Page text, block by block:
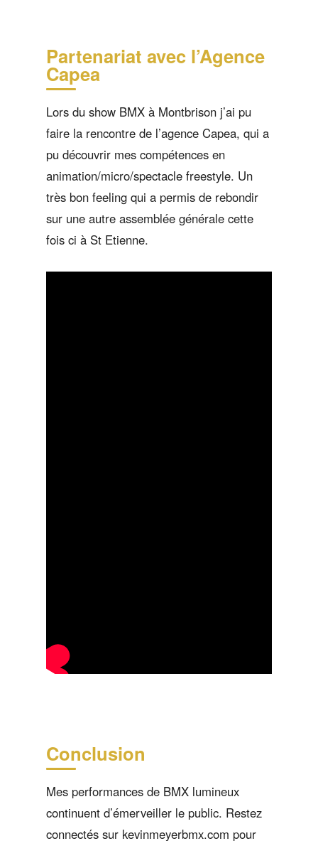
Partenariat avec l’Agence
Capea
Lors du show BMX à Montbrison j’ai pu
faire la rencontre de l’agence Capea, qui a
pu découvrir mes compétences en
animation/micro/spectacle freestyle. Un
très bon feeling qui a permis de rebondir
sur une autre assemblée générale cette
fois ci à St Etienne.
Conclusion
Mes performances de BMX lumineux
continuent d’émerveiller le public. Restez
connectés sur kevinmeyerbmx.com pour